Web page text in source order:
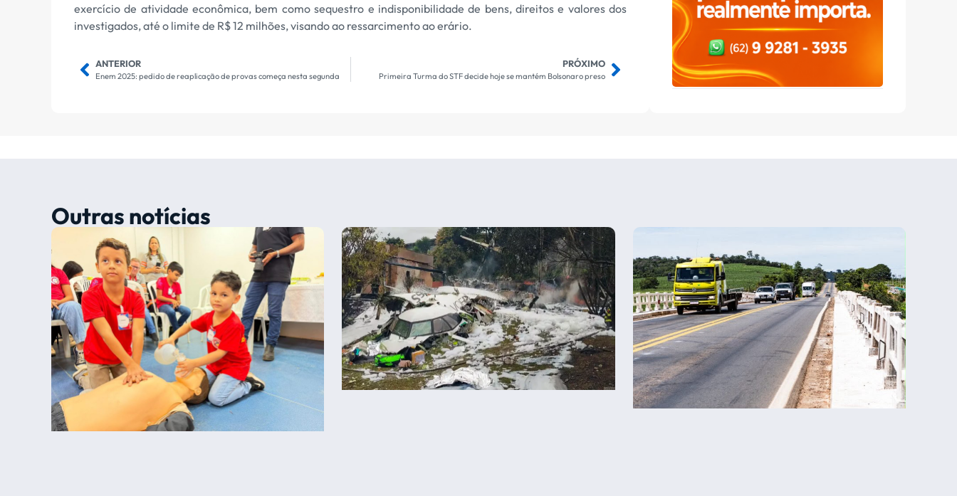
exercício de atividade econômica, bem como sequestro e indisponibilidade de bens, direitos e valores dos
investigados, até o limite de R$ 12 milhões, visando ao ressarcimento ao erário.
ANTERIOR
Enem 2025: pedido de reaplicação de provas começa nesta segunda
PRÓXIMO
Primeira Turma do STF decide hoje se mantém Bolsonaro preso
Outras notícias